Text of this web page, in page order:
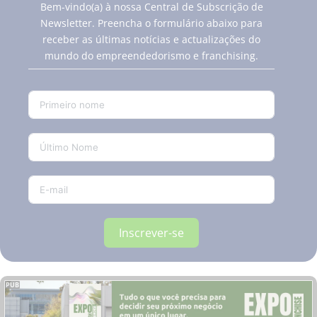
Bem-vindo(a) à nossa Central de Subscrição de
Newsletter. Preencha o formulário abaixo para
receber as últimas notícias e actualizações do
mundo do empreendedorismo e franchising.
Inscrever-se
PUB